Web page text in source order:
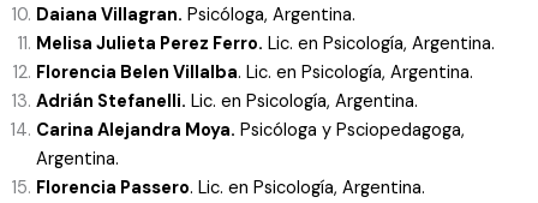
Daiana Villagran. Psicóloga, Argentina.
Melisa Julieta Perez Ferro. Lic. en Psicología, Argentina.
Florencia Belen Villalba. Lic. en Psicología, Argentina.
Adrián Stefanelli. Lic. en Psicología, Argentina.
Carina Alejandra Moya. Psicóloga y Psciopedagoga,
Argentina.
Florencia Passero. Lic. en Psicología, Argentina.